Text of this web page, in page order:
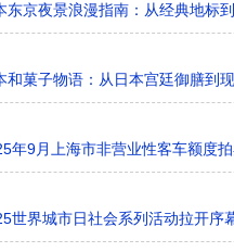
东京夜景浪漫指南：从经典地标到
和菓子物语：从日本宫廷御膳到
年9月上海市非营业性客车额度
世界城市日社会系列活动拉开序